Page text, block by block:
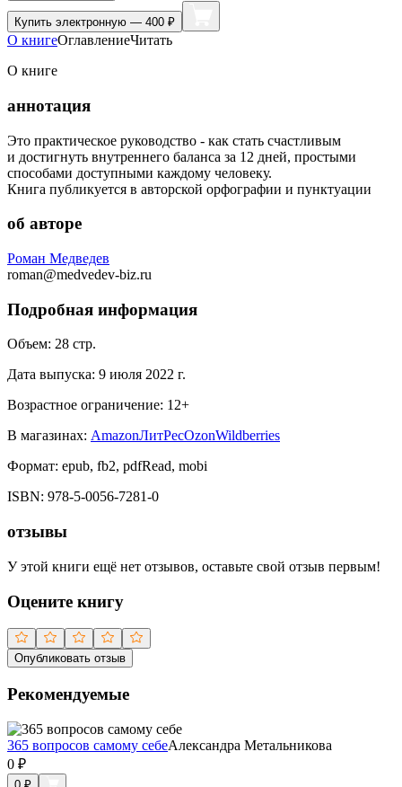
Купить электронную — 400 ₽
О книгеОглавлениеЧитать
О книге
аннотация
Это практическое руководство - как стать счастливым
и достигнуть внутреннего баланса за 12 дней, простыми
способами доступными каждому человеку.
Книга публикуется в авторской орфографии и пунктуации
об авторе
Роман Медведев
roman@medvedev-biz.ru
Подробная информация
Объем: 28 стр.
Дата выпуска: 9 июля 2022 г.
Возрастное ограничение: 12+
В магазинах: AmazonЛитРесOzonWildberries
Формат: epub, fb2, pdfRead, mobi
ISBN: 978-5-0056-7281-0
отзывы
У этой книги ещё нет отзывов, оставьте свой отзыв первым!
Оцените книгу
Опубликовать отзыв
Рекомендуемые
365 вопросов самому себеАлександра Метальникова
0 ₽